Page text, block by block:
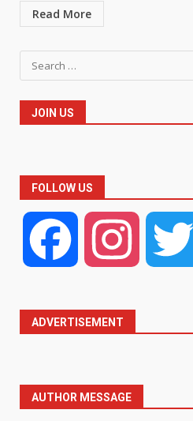
Read More
Search
for:
JOIN US
FOLLOW US
Facebook Instagram
ADVERTISEMENT
AUTHOR MESSAGE